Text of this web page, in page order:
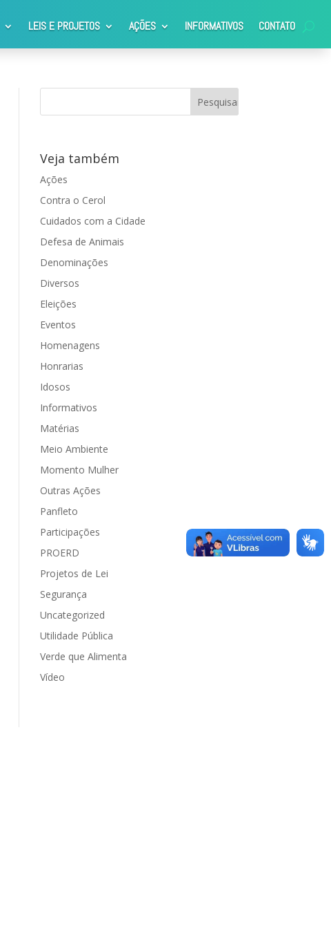
LEIS E PROJETOS AÇÕES INFORMATIVOS CONTATO
Veja também
Ações
Contra o Cerol
Cuidados com a Cidade
Defesa de Animais
Denominações
Diversos
Eleições
Eventos
Homenagens
Honrarias
Idosos
Informativos
Matérias
Meio Ambiente
Momento Mulher
Outras Ações
Panfleto
Participações
PROERD
Projetos de Lei
Segurança
Uncategorized
Utilidade Pública
Verde que Alimenta
Vídeo